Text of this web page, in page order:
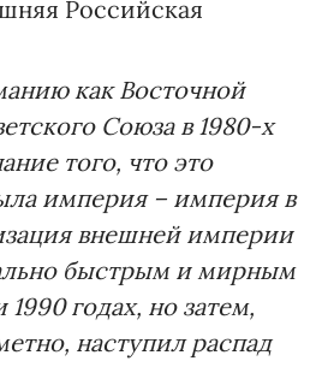
Российская
как Восточной
Союза в 1980-х
того, что это
империя – империя в
внешней империи
быстрым и мирным
годах, но затем,
наступил распад